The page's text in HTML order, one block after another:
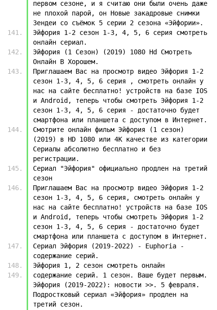
первом сезоне, и я считаю они были очень даже
не плохой парой, он Новые закадровые снимки
Зендеи со съёмок 5 серии 2 сезона «Эйфории».
Эйфория 1-2 сезон 1-3, 4, 5, 6 серия смотреть
онлайн сериал.
Эйфория (1 Сезон) (2019) 1080 Hd Смотреть
Онлайн В Хорошем.
Приглашаем Вас на просмотр видео Эйфория 1-2
сезон 1-3, 4, 5, 6 серия , смотреть онлайн у
нас на сайте бесплатно! устройств на базе IOS
и Android, теперь чтобы смотреть Эйфория 1-2
сезон 1-3, 4, 5, 6 серия - достаточно будет
смартфона или планшета с доступом в Интернет.
Смотрите онлайн фильм Эйфория (1 сезон)
(2019) в HD 1080 или 4K качестве из категории
Сериалы абсолютно бесплатно и без
регистрации.
Сериал "Эйфория" официально продлен на третий
сезон
Приглашаем Вас на просмотр видео Эйфория 1-2
сезон 1-3, 4, 5, 6 серия, смотреть онлайн у
нас на сайте бесплатно! устройств на базе IOS
и Android, теперь чтобы смотреть Эйфория 1-2
сезон 1-3, 4, 5, 6 серия - достаточно будет
смартфона или планшета с доступом в Интернет.
Сериал Эйфория (2019-2022) - Euphoria -
содержание серий.
Эйфория 1, 2 сезон смотреть онлайн
содержание серий. 1 сезон. Ваше будет первым.
Эйфория (2019-2022): новости >>. 5 февраля.
Подростковый сериал «Эйфория» продлен на
третий сезон.